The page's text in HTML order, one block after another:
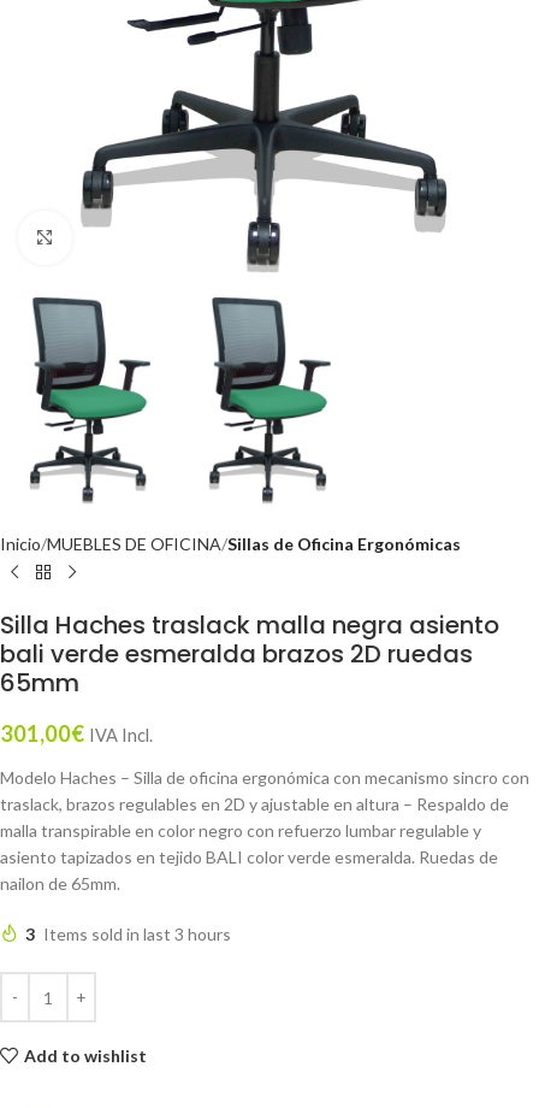
Inicio MUEBLES DE OFICINA Sillas de Oficina Ergonómicas
Silla Haches traslack malla negra asiento
bali verde esmeralda brazos 2D ruedas
65mm
301,00€ IVA Incl.
Modelo Haches – Silla de oficina ergonómica con mecanismo sincro con
traslack, brazos regulables en 2D y ajustable en altura – Respaldo de
malla transpirable en color negro con refuerzo lumbar regulable y
asiento tapizados en tejido BALI color verde esmeralda. Ruedas de
nailon de 65mm.
3 Items sold in last 3 hours
Add to wishlist